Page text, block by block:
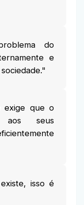
do
e
exige que o
aos seus
isso é